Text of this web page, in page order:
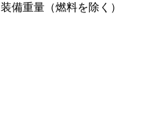
装備重量（燃料を除く）